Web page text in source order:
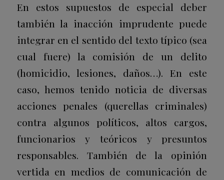
En estos supuestos de especial deber
también la inacción imprudente puede
integrar en el sentido del texto típico (sea
cual fuere) la comisión de un delito
(homicidio, lesiones, daños…). En este
caso, hemos tenido noticia de diversas
acciones penales (querellas criminales)
contra algunos políticos, altos cargos,
funcionarios y teóricos y presuntos
responsables. También de la opinión
vertida en medios de comunicación de